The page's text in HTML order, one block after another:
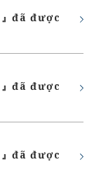
đã được
đã được
đã được